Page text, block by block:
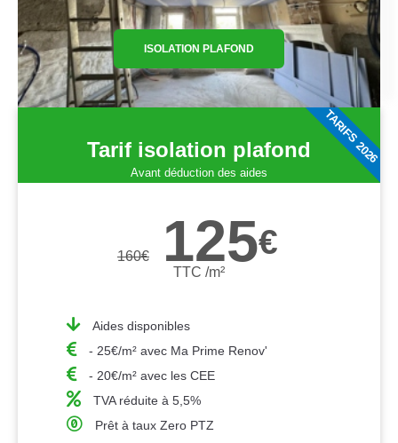
ISOLATION PLAFOND
Tarif isolation plafond
Avant déduction des aides
160€ 125€
TTC /m²
Aides disponibles
- 25€/m² avec Ma Prime Renov'
- 20€/m² avec les CEE
TVA réduite à 5,5%
Prêt à taux Zero PTZ
TARIFS 2026